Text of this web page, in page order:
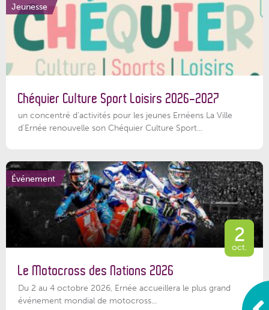
Jeunesse
Chéquier Culture Sport Loisirs 2026-2027
un concentré d’activités pour les jeunes Ernéens La Ville
d’Ernée renouvelle son Chéquier Culture Sport...
Événement
2
oct.
Le Motocross des Nations 2026
Du 2 au 4 octobre 2026, Ernée accueillera le plus grand
événement mondial de motocross...